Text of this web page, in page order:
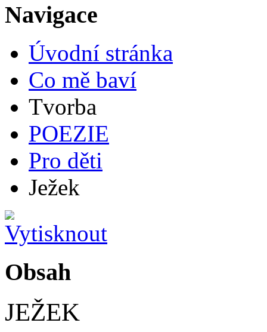
Navigace
Úvodní stránka
Co mě baví
Tvorba
POEZIE
Pro děti
Ježek
Obsah
JEŽEK